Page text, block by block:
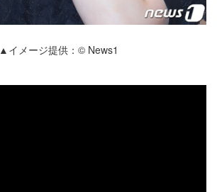
▲イメージ提供：© News1